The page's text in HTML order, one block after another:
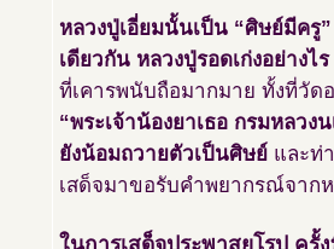
หลวงปู่เอี่ยมนั้นเป็น “ศิษย์มีครู
เดียวกัน หลวงปู่รอดเก่งอย่างไ
ที่เคารพนับถือมากมาย ทั้งที่วัด
“พระเจ้าน้องยาเธอ กรมหลวง
ยังน้อมถวายตัวเป็นศิษย์ และท่
เสด็จมาขอรับคำพยากรณ์จากห
ในการเสด็จประพาสยุโรป ค